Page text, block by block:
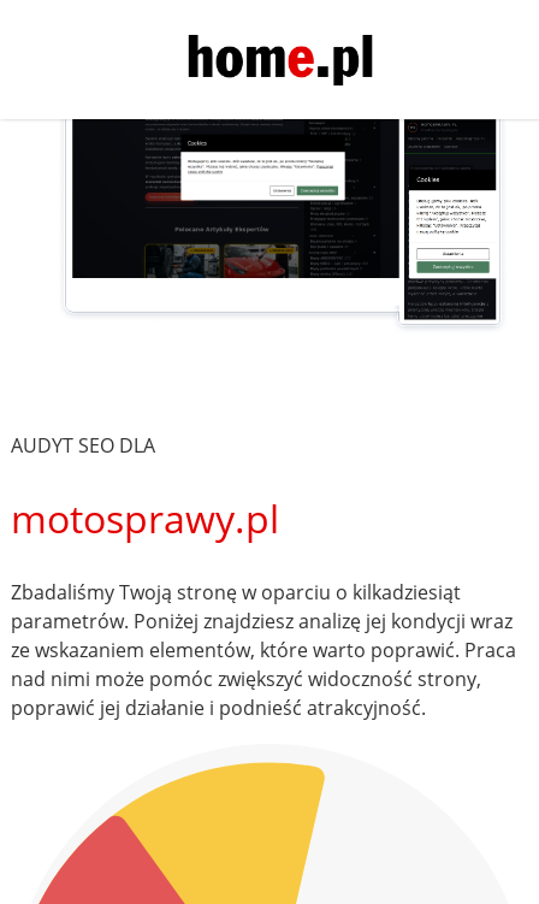
AUDYT SEO DLA
motosprawy.pl
Zbadaliśmy Twoją stronę w oparciu o kilkadziesiąt
parametrów. Poniżej znajdziesz analizę jej kondycji wraz
ze wskazaniem elementów, które warto poprawić. Praca
nad nimi może pomóc zwiększyć widoczność strony,
poprawić jej działanie i podnieść atrakcyjność.